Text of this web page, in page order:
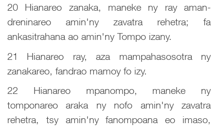
20 Hianareo zanaka, maneke ny ray aman-
dreninareo amin'ny zavatra rehetra; fa
ankasitrahana ao amin'ny Tompo izany.
21 Hianareo ray, aza mampahasosotra ny
zanakareo, fandrao mamoy fo izy.
22 Hianareo mpanompo, maneke ny
tomponareo araka ny nofo amin'ny zavatra
rehetra, tsy amin'ny fanompoana eo imaso,